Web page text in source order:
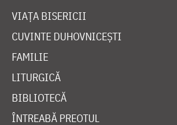
VIAȚA BISERICII
CUVINTE DUHOVNICEȘTI
FAMILIE
LITURGICĂ
BIBLIOTECĂ
ÎNTREABĂ PREOTUL